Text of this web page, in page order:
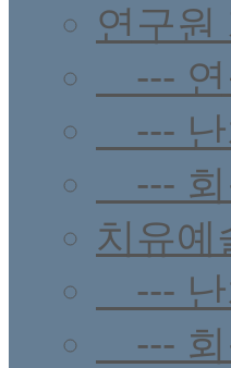
연구원
--- 연
--- 난
--- 회
치유예
--- 난
--- 회